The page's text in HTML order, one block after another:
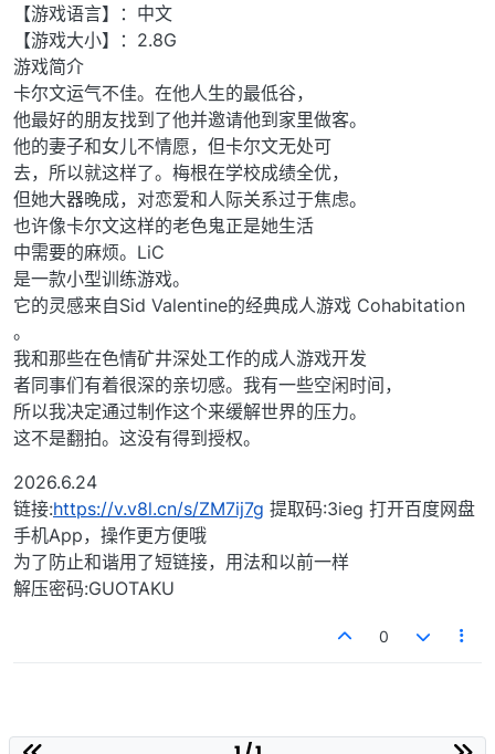
【游戏语言】：中文
【游戏大小】：2.8G
游戏简介
卡尔文运气不佳。在他人生的最低谷，
他最好的朋友找到了他并邀请他到家里做客。
他的妻子和女儿不情愿，但卡尔文无处可
去，所以就这样了。梅根在学校成绩全优，
但她大器晚成，对恋爱和人际关系过于焦虑。
也许像卡尔文这样的老色鬼正是她生活
中需要的麻烦。LiC
是一款小型训练游戏。
它的灵感来自Sid Valentine的经典成人游戏 Cohabitation
。
我和那些在色情矿井深处工作的成人游戏开发
者同事们有着很深的亲切感。我有一些空闲时间，
所以我决定通过制作这个来缓解世界的压力。
这不是翻拍。这没有得到授权。
2026.6.24
链接:https://v.v8l.cn/s/ZM7ij7g 提取码:3ieg 打开百度网盘
手机App，操作更方便哦
为了防止和谐用了短链接，用法和以前一样
解压密码:GUOTAKU
0